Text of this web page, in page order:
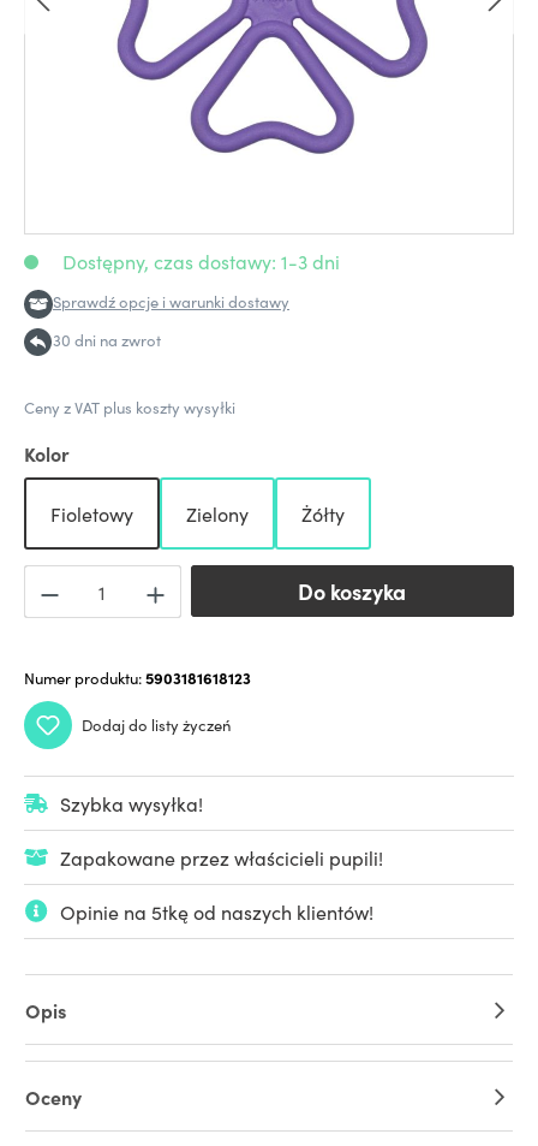
Dostępny, czas dostawy: 1-3 dni
Sprawdź opcje i warunki dostawy
30 dni na zwrot
Ceny z VAT plus koszty wysyłki
Kolor
Fioletowy Zielony Żółty
Do koszyka
Do koszyka
Numer produktu:5903181618123
Dodaj do listy życzeń
Szybka wysyłka!
Zapakowane przez właścicieli pupili!
Opinie na 5tkę od naszych klientów!
Opis
Oceny